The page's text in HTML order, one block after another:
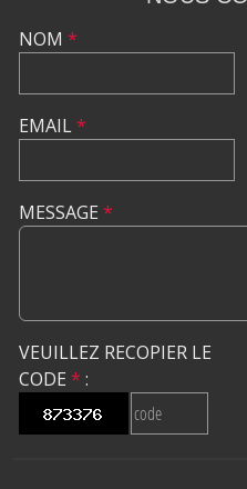
NOM *
EMAIL*
MESSAGE *
VEUILLEZ RECOPIER LE
CODE * :